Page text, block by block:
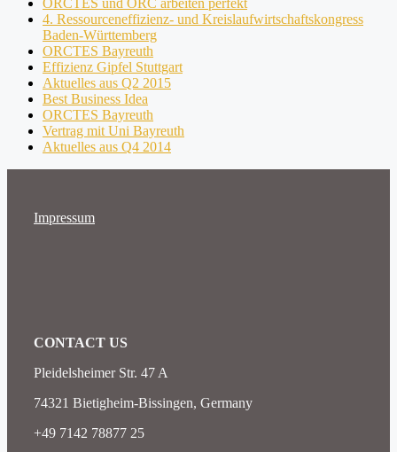
ORCTES und ORC arbeiten perfekt
4. Ressourceneffizienz- und Kreislaufwirtschaftskongress
Baden-Württemberg
ORCTES Bayreuth
Effizienz Gipfel Stuttgart
Aktuelles aus Q2 2015
Best Business Idea
ORCTES Bayreuth
Vertrag mit Uni Bayreuth
Aktuelles aus Q4 2014
Impressum
CONTACT US
Pleidelsheimer Str. 47 A
74321 Bietigheim-Bissingen, Germany
+49 7142 78877 25